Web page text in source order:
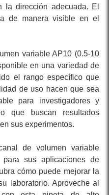
dirección adecuada. El
de manera visible en el
variable AP10 (0.5-10
en una variedad de
el rango específico que
de uso hacen que sea
para investigadores y
que buscan resultados
sus experimentos.
de volumen variable
sus aplicaciones de
cómo puede mejorar la
laboratorio. Aproveche al